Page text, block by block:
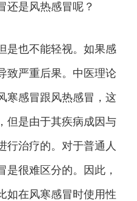
还是风热感冒呢？
是也不能轻视。如果感
致严重后果。中医理论
寒感冒跟风热感冒，这
但是由于其疾病成因与
行治疗的。对于普通人
是很难区分的。因此，
如在风寒感冒时使用性